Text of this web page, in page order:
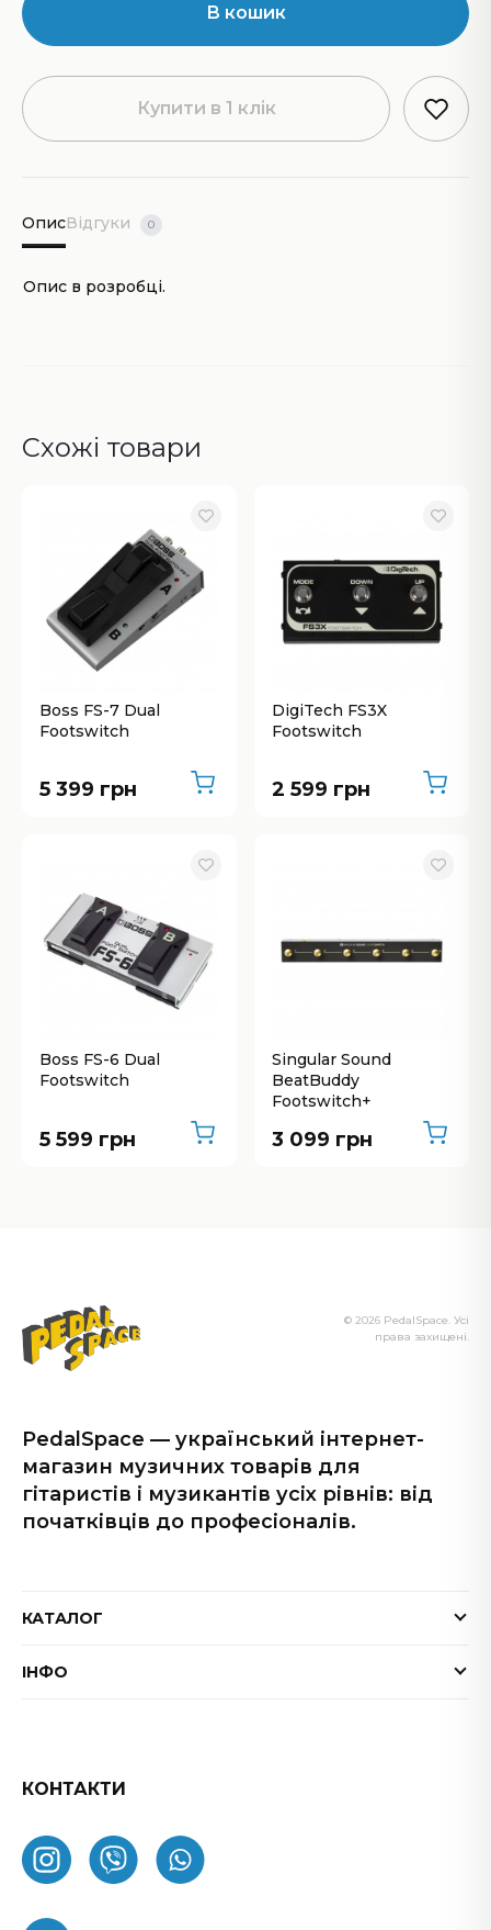
В кошик
Купити в 1 клік
ОписВідгуки 0
Опис в розробці.
Схожі товари
Boss FS-7 Dual
Footswitch
5 399 грн
DigiTech FS3X
Footswitch
2 599 грн
Boss FS-6 Dual
Footswitch
5 599 грн
Singular Sound
BeatBuddy
Footswitch+
3 099 грн
PedalSpace — український інтернет-
магазин музичних товарів для
гітаристів і музикантів усіх рівнів: від
початківців до професіоналів.
© 2026 PedalSpace. Усі
права захищені.
КАТАЛОГ
Електрогітари
Процесори ефектів
Підсилювачі
Комбопідсилювачі
ІНФО
Обмін та повернення товару
Як замовити
Про нас
КОНТАКТИ